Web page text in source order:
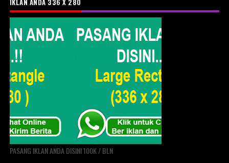
IKLAN ANDA 336 X 280
PASANG IKLAN ANDA DISINI 100K / BLN